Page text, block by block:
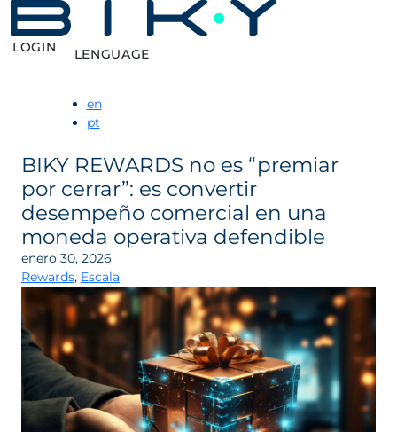
LOGIN LENGUAGE
en
pt
BIKY REWARDS no es “premiar
por cerrar”: es convertir
desempeño comercial en una
moneda operativa defendible
enero 30, 2026
Rewards, Escala